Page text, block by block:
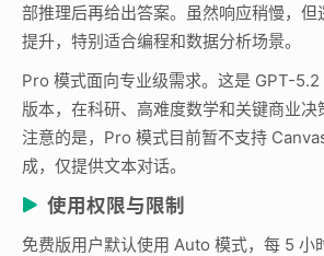
部推理后再给出答案。虽然响应稍慢，
提升，特别适合编程和数据分析场景。
Pro 模式面向专业级需求。这是 GPT-
版本，在科研、高难度数学和关键商业
注意的是，Pro 模式目前暂不支持
成，仅提供文本对话。
使用权限与限制
免费版用户默认使用 Auto 模式，每 5 小